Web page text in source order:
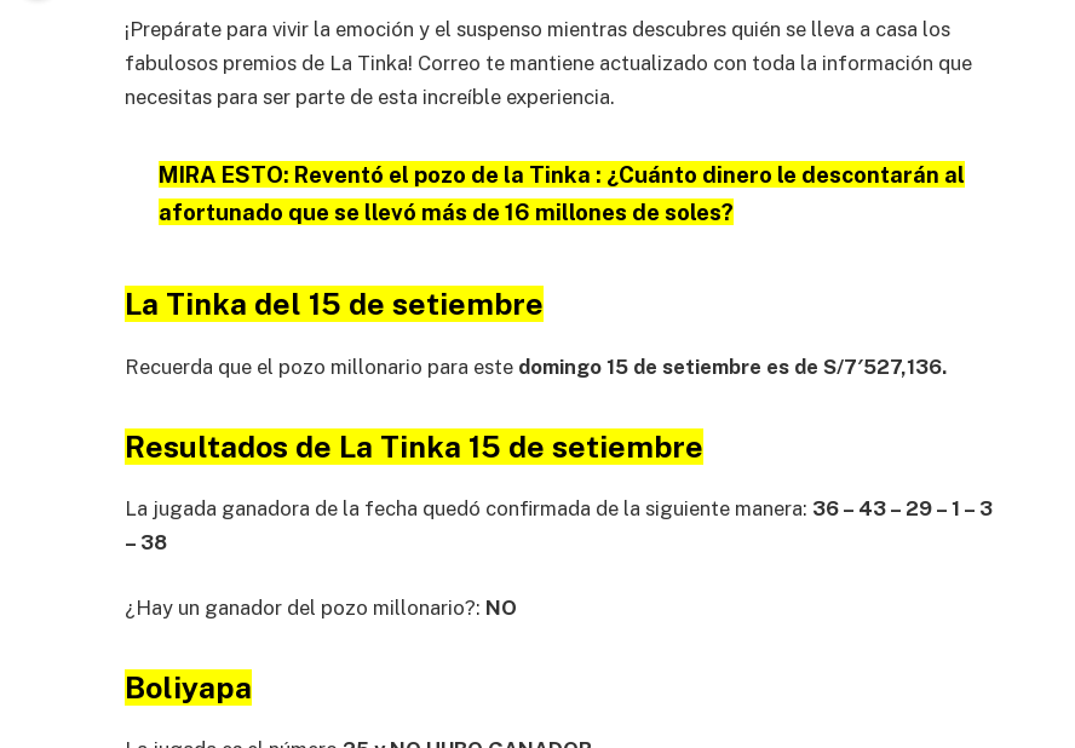
¡Prepárate para vivir la emoción y el suspenso mientras descubres quién se lleva a casa los
fabulosos premios de La Tinka! Correo te mantiene actualizado con toda la información que
necesitas para ser parte de esta increíble experiencia.
MIRA ESTO: Reventó el pozo de la Tinka : ¿Cuánto dinero le descontarán al
afortunado que se llevó más de 16 millones de soles?
La Tinka del 15 de setiembre
Recuerda que el pozo millonario para este domingo 15 de setiembre es de S/7′527,136.
Resultados de La Tinka 15 de setiembre
La jugada ganadora de la fecha quedó confirmada de la siguiente manera: 36 – 43 – 29 – 1 – 3
– 38
¿Hay un ganador del pozo millonario?: NO
Boliyapa